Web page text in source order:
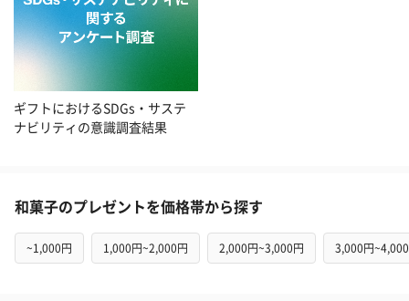
ギフトにおけるSDGs・サステ
ナビリティの意識調査結果
和菓子のプレゼントを価格帯から探す
~1,000円 1,000円~2,000円 2,000円~3,000円 3,000円